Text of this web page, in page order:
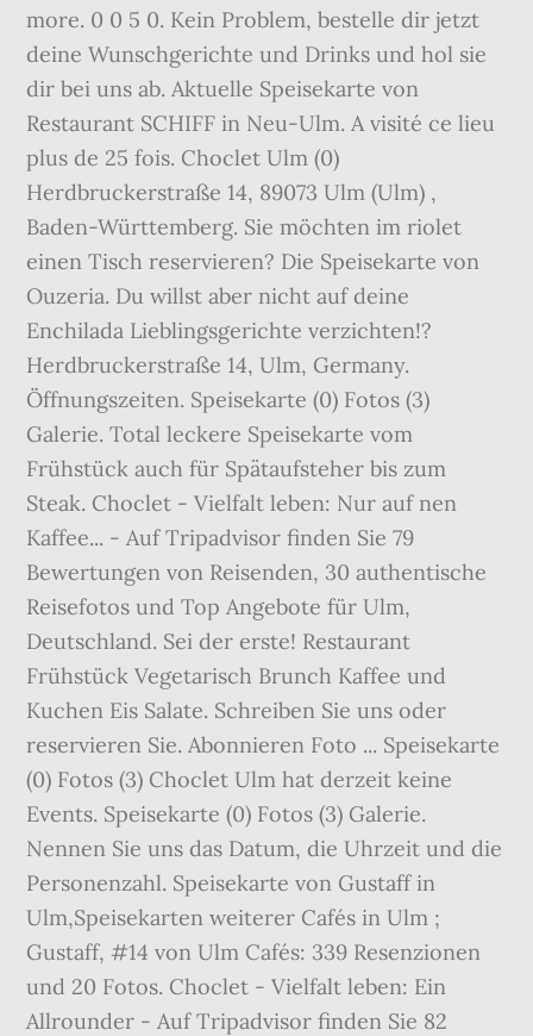
more. 0 0 5 0. Kein Problem, bestelle dir jetzt
deine Wunschgerichte und Drinks und hol sie
dir bei uns ab. Aktuelle Speisekarte von
Restaurant SCHIFF in Neu-Ulm. A visité ce lieu
plus de 25 fois. Choclet Ulm (0)
Herdbruckerstraße 14, 89073 Ulm (Ulm) ,
Baden-Württemberg. Sie möchten im riolet
einen Tisch reservieren? Die Speisekarte von
Ouzeria. Du willst aber nicht auf deine
Enchilada Lieblingsgerichte verzichten!?
Herdbruckerstraße 14, Ulm, Germany.
Öffnungszeiten. Speisekarte (0) Fotos (3)
Galerie. Total leckere Speisekarte vom
Frühstück auch für Spätaufsteher bis zum
Steak. Choclet - Vielfalt leben: Nur auf nen
Kaffee... - Auf Tripadvisor finden Sie 79
Bewertungen von Reisenden, 30 authentische
Reisefotos und Top Angebote für Ulm,
Deutschland. Sei der erste! Restaurant
Frühstück Vegetarisch Brunch Kaffee und
Kuchen Eis Salate. Schreiben Sie uns oder
reservieren Sie. Abonnieren Foto ... Speisekarte
(0) Fotos (3) Choclet Ulm hat derzeit keine
Events. Speisekarte (0) Fotos (3) Galerie.
Nennen Sie uns das Datum, die Uhrzeit und die
Personenzahl. Speisekarte von Gustaff in
Ulm,Speisekarten weiterer Cafés in Ulm ;
Gustaff, #14 von Ulm Cafés: 339 Resenzionen
und 20 Fotos. Choclet - Vielfalt leben: Ein
Allrounder - Auf Tripadvisor finden Sie 82